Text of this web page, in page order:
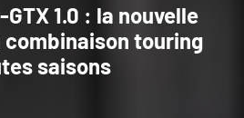
1.0 : la nouvelle
touring
saisons